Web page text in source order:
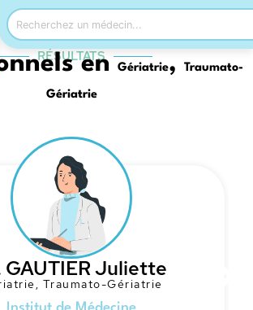
RÉSULTATS
enGériatrie, Traumato-
Gériatrie
GAUTIER Juliette
, Traumato-Gériatrie